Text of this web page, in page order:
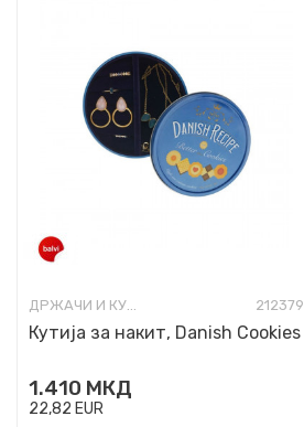
ДРЖАЧИ И КУТИИ ЗА НАКИТ 212379
Кутија за накит, Danish Cookies
1.410 МКД
22,82 EUR